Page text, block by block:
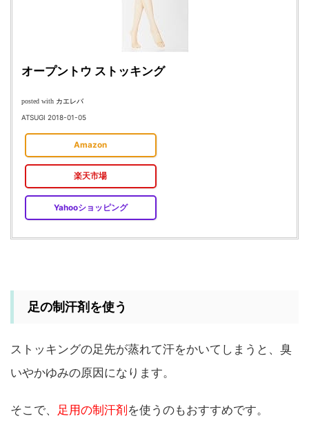
オープントウ ストッキング
posted with カエレバ
ATSUGI 2018-01-05
Amazon
楽天市場
Yahooショッピング
足の制汗剤を使う
ストッキングの足先が蒸れて汗をかいてしまうと、臭
いやかゆみの原因になります。
そこで、 足用の制汗剤を使うのもおすすめです。